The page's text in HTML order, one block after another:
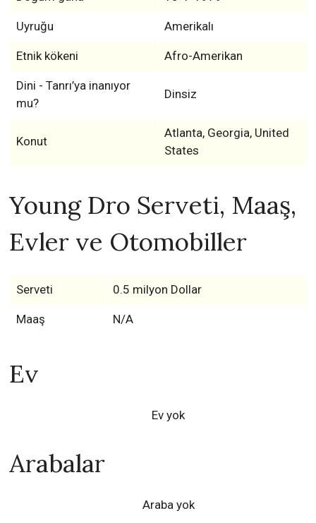
Uyruğu Amerikalı
Etnik kökeni Afro-Amerikan
Dini - Tanrı’ya inanıyor
mu?
Dinsiz
Konut
Atlanta, Georgia, United
States
Young Dro Serveti, Maaş,
Evler ve Otomobiller
Serveti 0.5 milyon Dollar
Maaş N/A
Ev
Ev yok
Arabalar
Araba yok